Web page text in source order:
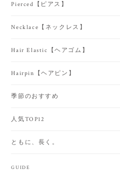
Pierced【ピアス】
Necklace【ネックレス】
Hair Elastic【ヘアゴム】
Hairpin【ヘアピン】
季節のおすすめ
人気TOP12
ともに、長く。
GUIDE